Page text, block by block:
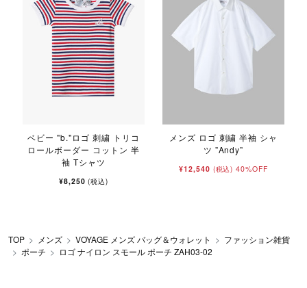
ベビー "b."ロゴ 刺繍 トリコ
ロールボーダー コットン 半
袖 Tシャツ
¥8,250(税込)
メンズ ロゴ 刺繍 半袖 シャ
ツ ”Andy”
¥12,540 (税込) 40%OFF
TOP メンズ VOYAGE メンズ バッグ＆ウォレット
ファッション雑貨
ポーチ
ロゴ ナイロン スモール ポーチ ZAH03-02